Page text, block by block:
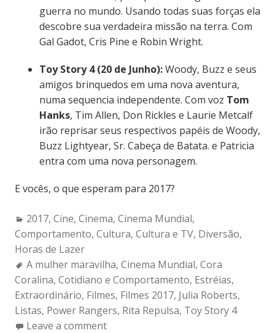
guerra no mundo. Usando todas suas forças ela
descobre sua verdadeira missão na terra. Com
Gal Gadot, Cris Pine e Robin Wright.
Toy Story 4 (20 de Junho):Woody, Buzz e seus
amigos brinquedos em uma nova aventura,
numa sequencia independente. Com voz Tom
Hanks, Tim Allen, Don Rickles e Laurie Metcalf
irão reprisar seus respectivos papéis de Woody,
Buzz Lightyear, Sr. Cabeça de Batata. e Patricia
entra com uma nova personagem.
E vocês, o que esperam para 2017?
Categories:
2017, Cine, Cinema, Cinema Mundial,
Comportamento, Cultura, Cultura e TV, Diversão,
Horas de Lazer
Tags:
A mulher maravilha, Cinema Mundial, Cora
Coralina, Cotidiano e Comportamento, Estréias,
Extraordinário, Filmes, Filmes 2017, Julia Roberts,
Listas, Power Rangers, Rita Repulsa, Toy Story 4
Leave a comment